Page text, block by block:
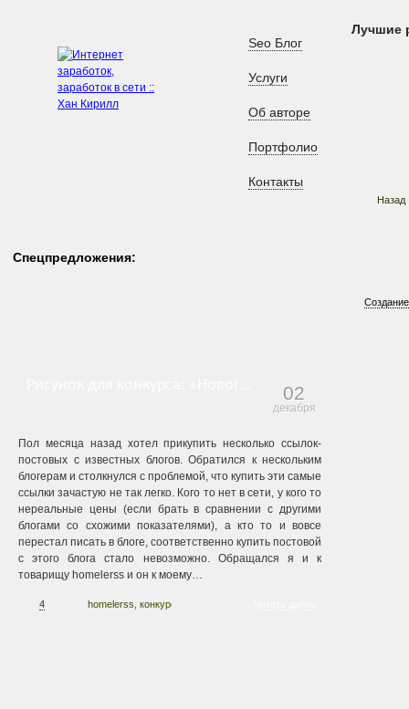
Seo Блог
Услуги
Об авторе
Портфолио
Контакты
Лучшие
Назад
Спецпредложения:
02
декабря
Пол месяца назад хотел прикупить несколько ссылок-
постовых с известных блогов. Обратился к нескольким
блогерам и столкнулся с проблемой, что купить эти самые
ссылки зачастую не так легко. Кого то нет в сети, у кого то
нереальные цены (если брать в сравнении с другими
блогами со схожими показателями), а кто то и вовсе
перестал писать в блоге, соответственно купить постовой
с этого блога стало невозможно. Обращался я и к
товарищу homelerss и он к моему…
4 homelerss конкурс